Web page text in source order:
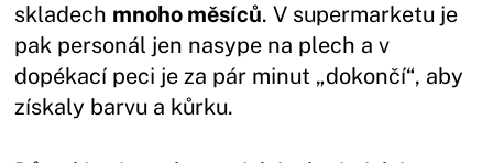
skladech mnoho měsíců. V supermarketu je
pak personál jen nasype na plech a v
dopékací peci je za pár minut „dokončí“, aby
získaly barvu a kůrku.